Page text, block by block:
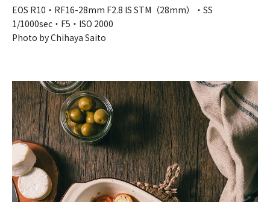
EOS R10・RF16-28mm F2.8 IS STM（28mm）・SS
1/1000sec・F5・ISO 2000
Photo by Chihaya Saito